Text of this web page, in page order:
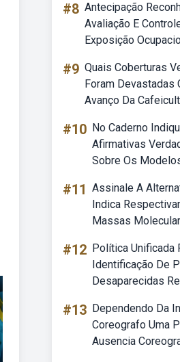
#8 Antecipação
Avaliação E
Exposição
#9 Quais Coberturas
Foram Devastadas
Avanço Da
#10 No Caderno
Afirmativas
Sobre Os
#11 Assinale A
Indica
Massas
#12 Política Unificada
Identificação De
Desaparecidas
#13 Dependendo Da
Coreografo Uma
Ausencia